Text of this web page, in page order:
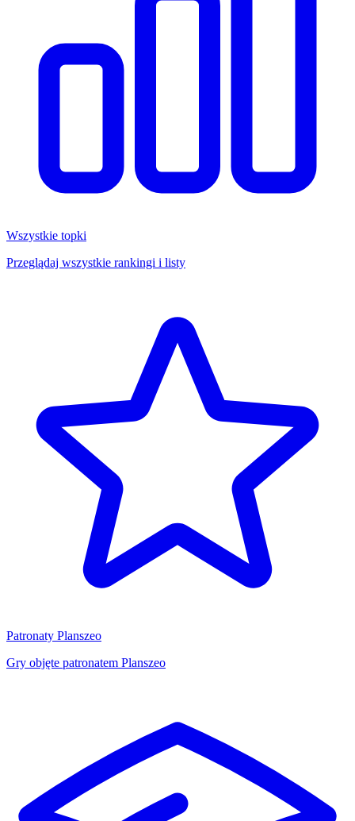
Wszystkie topki
Przeglądaj wszystkie rankingi i listy
Patronaty Planszeo
Gry objęte patronatem Planszeo